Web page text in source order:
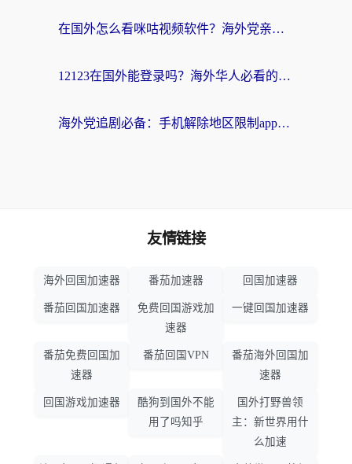
在国外怎么看咪咕视频软件？海外党亲测有效的回国加速方案
12123在国外能登录吗？海外华人必看的回国加速实用指南
海外党追剧必备：手机解除地区限制app怎么选？解决央视视频&国内剧地区限制全指南
友情链接
海外回国加速器 番茄加速器 回国加速器
番茄回国加速器
免费回国游戏加
速器
一键回国加速器
番茄免费回国加
速器
番茄回国VPN
番茄海外回国加
速器
回国游戏加速器
酷狗到国外不能
用了吗知乎
国外打野兽领
主：新世界用什
么加速